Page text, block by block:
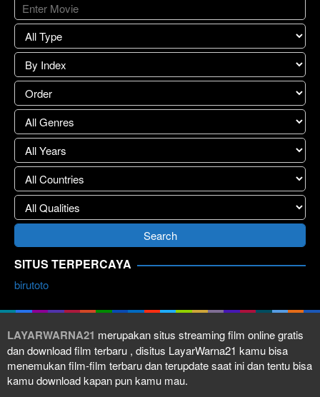
SITUS TERPERCAYA
birutoto
LAYARWARNA21 merupakan situs streaming film online gratis
dan download film terbaru , disitus LayarWarna21 kamu bisa
menemukan film-film terbaru dan terupdate saat ini dan tentu bisa
kamu download kapan pun kamu mau.